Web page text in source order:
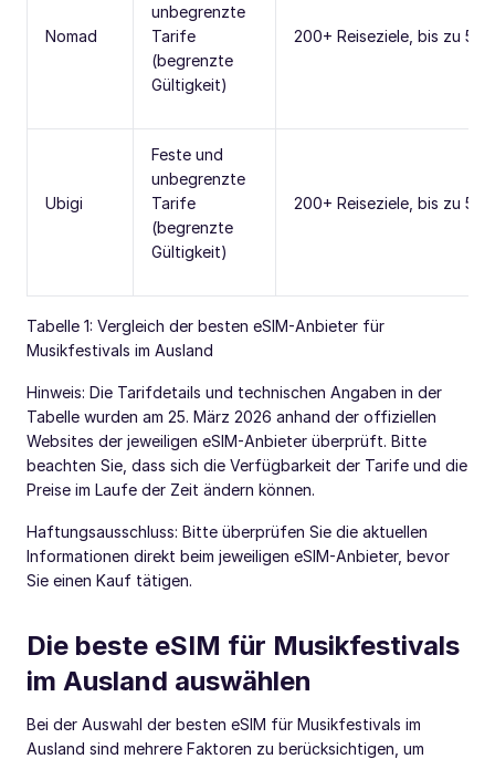
Nomad
unbegrenzte
Tarife
(begrenzte
Gültigkeit)
200+ Reiseziele, bis zu 5G
Ubigi
Feste und
unbegrenzte
Tarife
(begrenzte
Gültigkeit)
200+ Reiseziele, bis zu 5G
Tabelle 1: Vergleich der besten eSIM-Anbieter für
Musikfestivals im Ausland
Hinweis: Die Tarifdetails und technischen Angaben in der
Tabelle wurden am 25. März 2026 anhand der offiziellen
Websites der jeweiligen eSIM-Anbieter überprüft. Bitte
beachten Sie, dass sich die Verfügbarkeit der Tarife und die
Preise im Laufe der Zeit ändern können.
Haftungsausschluss: Bitte überprüfen Sie die aktuellen
Informationen direkt beim jeweiligen eSIM-Anbieter, bevor
Sie einen Kauf tätigen.
Die beste eSIM für Musikfestivals
im Ausland auswählen
Bei der Auswahl der besten eSIM für Musikfestivals im
Ausland sind mehrere Faktoren zu berücksichtigen, um